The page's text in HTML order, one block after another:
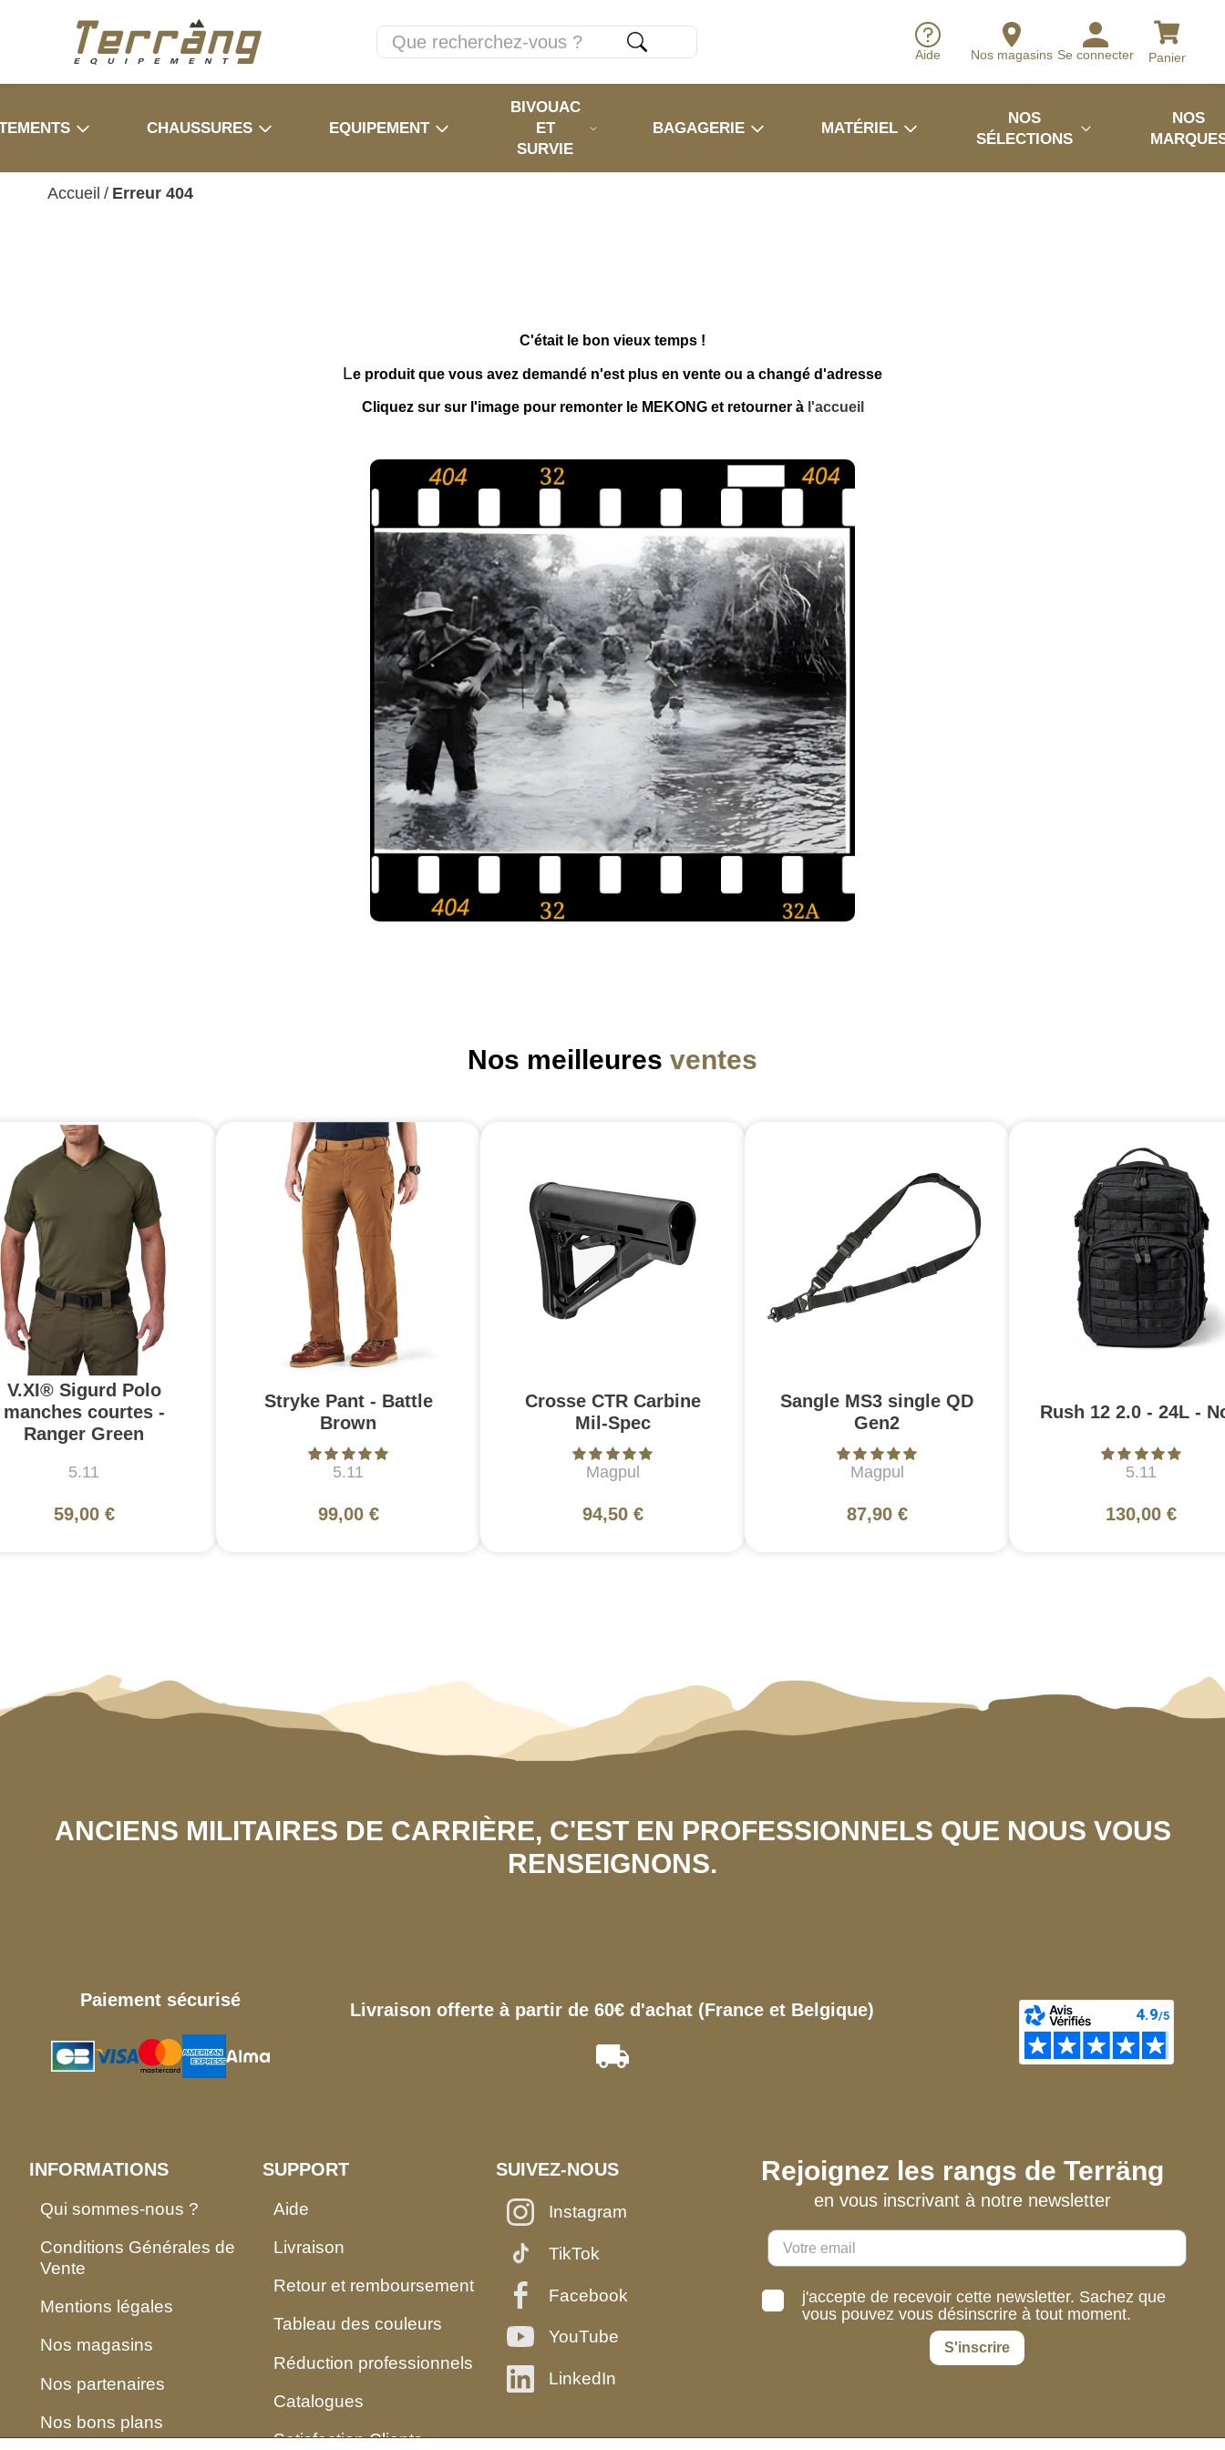
Aide Nos magasins Se connecter Panier
CHAUSSURES EQUIPEMENT
BIVOUAC
ET
SURVIE
BAGAGERIE MATÉRIEL
NOS
SÉLECTIONS
NOS
Accueil / Erreur 404
C'était le bon vieux temps !
Le produit que vous avez demandé n'est plus en vente ou a changé d'adresse
Cliquez sur sur l'image pour remonter le MEKONG et retourner à l'accueil
Nos meilleures ventes
V.XI® Sigurd Polo
manches courtes -
Ranger Green
5.11
59,00 €
Stryke Pant - Battle
Brown
5.11
99,00 €
Crosse CTR Carbine
Mil-Spec
Magpul
94,50 €
Sangle MS3 single QD
Gen2
Magpul
87,90 €
Rush 12 2.0 - 24L -
5.11
130,00 €
ANCIENS MILITAIRES DE CARRIÈRE, C'EST EN PROFESSIONNELS QUE NOUS VOUS
RENSEIGNONS.
Paiement sécurisé Livraison offerte à partir de 60€ d'achat (France et Belgique)
INFORMATIONS
Qui sommes-nous ?
Conditions Générales de
Vente
Mentions légales
Nos magasins
Nos partenaires
Nos bons plans
SUPPORT
Aide
Livraison
Retour et remboursement
Tableau des couleurs
Réduction professionnels
Catalogues
Satisfaction Clients
SUIVEZ-NOUS
Instagram
TikTok
Facebook
YouTube
LinkedIn
Rejoignez les rangs de Terräng
en vous inscrivant à notre newsletter
j'accepte de recevoir cette newsletter. Sachez que
vous pouvez vous désinscrire à tout moment.
S'inscrire